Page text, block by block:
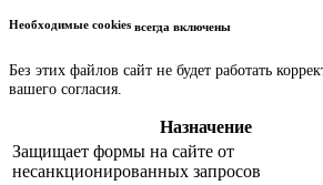
Необходимые cookies всегда включены
Без этих файлов сайт не будет работать
вашего согласия.
Назначение
Защищает формы на сайте от
несанкционированных запросов